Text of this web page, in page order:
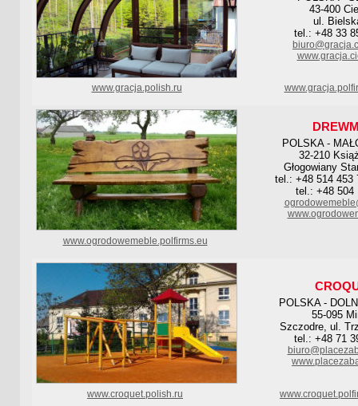
43-400
ul.
tel.: +48 33
www.gracja.polish.ru
POLSKA -
32-210
Głogowiany
tel.: +48 514 453
tel.: +48 504
www.ogrodowemeble.polfirms.eu
POLSKA -
55-095
Szczodre, ul.
tel.: +48 71
www.croquet.polish.ru